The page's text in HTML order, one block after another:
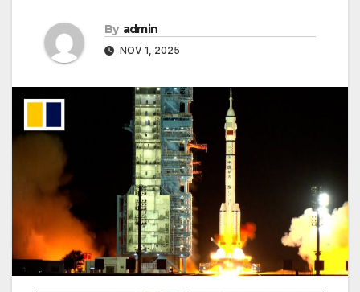
By admin
NOV 1, 2025